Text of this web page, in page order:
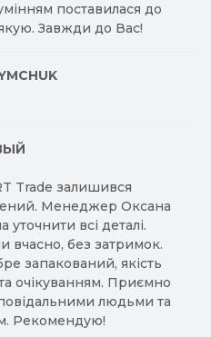
поставилася до
Завжди до Вас!
Trade залишився
Менеджер Оксана
всі деталі.
вчасно, без затримок.
запакований, якість
очікуванням. Приємно
людьми та
Рекомендую!